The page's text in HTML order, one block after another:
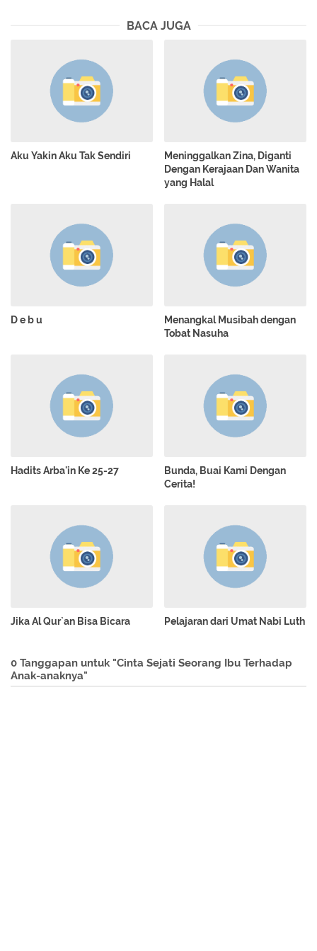
BACA JUGA
Aku Yakin Aku Tak Sendiri
Meninggalkan Zina, Diganti
Dengan Kerajaan Dan Wanita
yang Halal
D e b u
Menangkal Musibah dengan
Tobat Nasuha
Hadits Arba'in Ke 25-27
Bunda, Buai Kami Dengan
Cerita!
Jika Al Qur`an Bisa Bicara Pelajaran dari Umat Nabi Luth
0 Tanggapan untuk "Cinta Sejati Seorang Ibu Terhadap
Anak-anaknya"